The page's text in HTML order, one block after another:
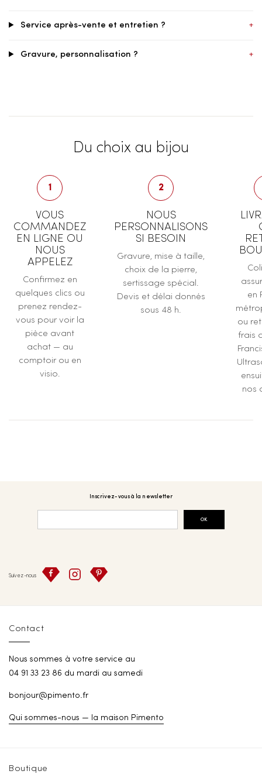
Service après-vente et entretien ? +
Gravure, personnalisation ? +
Du choix au bijou
1
VOUS
COMMANDEZ
EN LIGNE OU
NOUS
APPELEZ
Confirmez en
quelques clics ou
prenez rendez-
vous pour voir la
pièce avant
achat — au
comptoir ou en
visio.
2
NOUS
PERSONNALISONS
SI BESOIN
Gravure, mise à taille,
choix de la pierre,
sertissage spécial.
Devis et délai donnés
sous 48 h.
en
ou
frais
nos
Inscrivez-vous à la newsletter
OK
Suivez-nous
Contact
Nous sommes à votre service au
04 91 33 23 86 du mardi au samedi
bonjour@pimento.fr
Qui sommes-nous — la maison Pimento
Boutique